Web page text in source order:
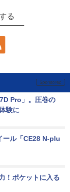
る
Pro」。圧巻の
験に
ール「CE28 N-plu
！ポケットに入る